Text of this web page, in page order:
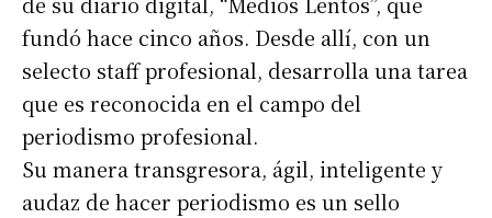
fundó hace cinco años. Desde allí, con un
selecto staff profesional, desarrolla una tarea
que es reconocida en el campo del
periodismo profesional.
Su manera transgresora, ágil, inteligente y
audaz de hacer periodismo es un sello